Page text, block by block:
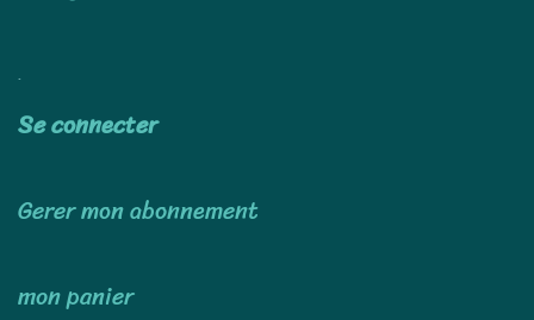
Se connecter
Gerer mon abonnement
mon panier